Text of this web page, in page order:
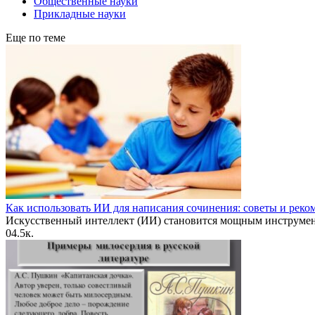
Прикладные науки
Еще по теме
Как использовать ИИ для написания сочинения: советы и
Искусственный интеллект (ИИ) становится мощным
04.5к.